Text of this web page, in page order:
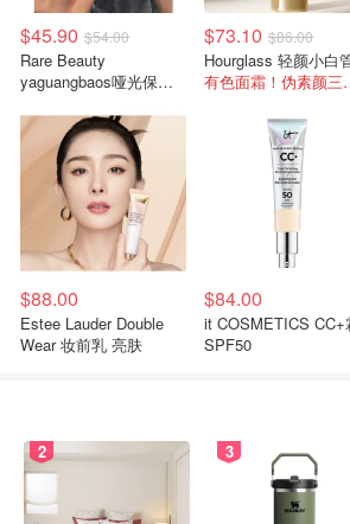
$45.90 $54.00
Rare Beauty
yaguangbaos哑光保湿
$73.10 $86.00
Hourglass 轻颜小白
有色
$88.00
Estee Lauder Double
Wear 妆前乳 亮肤
$84.00
it COSMETICS CC+
SPF50
2 3